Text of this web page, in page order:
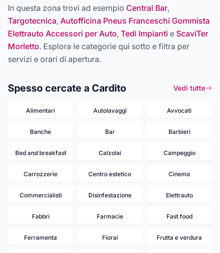
In questa zona trovi ad esempio Central Bar,
Targotecnica, Autofficina Pneus Franceschi Gommista
Elettrauto Accessori per Auto, Tedi Impianti e ScaviTer
Morletto. Esplora le categorie qui sotto e filtra per
servizi e orari di apertura.
Spesso cercate a Cardito Vedi tutte
Alimentari Autolavaggi Avvocati
Banche Bar Barbieri
Bed and breakfast Calzolai Campeggio
Carrozzerie Centro estetico Cinema
Commercialisti Disinfestazione Elettrauto
Fabbri Farmacie Fast food
Ferramenta Fiorai Frutta e verdura